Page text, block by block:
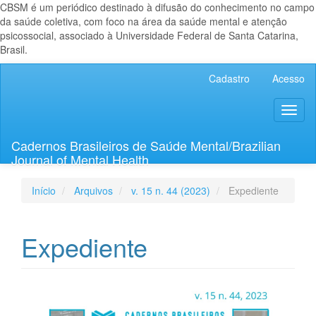
CBSM é um periódico destinado à difusão do conhecimento no campo
da saúde coletiva, com foco na área da saúde mental e atenção
psicossocial, associado à Universidade Federal de Santa Catarina,
Brasil.
Lateral
Cadastro Acesso
Cadernos Brasileiros de Saúde Mental/Brazilian
Journal of Mental Health
Início Arquivos v. 15 n. 44 (2023) Expediente
Expediente